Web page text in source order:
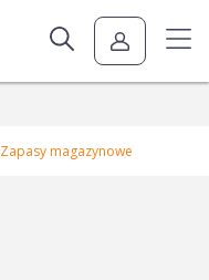
Zapasy magazynowe